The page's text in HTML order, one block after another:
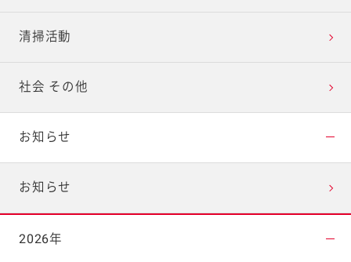
清掃活動
社会 その他
お知らせ
お知らせ
2026年